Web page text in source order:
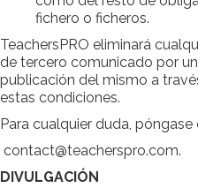
fichero o ficheros.
TeachersPRO eliminará
de tercero comunicado por
publicación del mismo a
estas condiciones.
Para cualquier duda,
contact@teacherspro.com.
DIVULGACIÓN